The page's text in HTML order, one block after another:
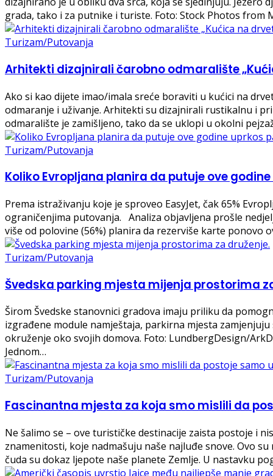
grada, tako i za putnike i turiste. Foto: Stock Photos from
Turizam/Putovanja
Arhitekti dizajnirali čarobno odmaralište
Ako si kao dijete imao/imala sreće boraviti u kućici na
odmaranje i uživanje. Arhitekti su dizajnirali rustikalnu i
odmaralište je zamišljeno, tako da se uklopi u okolni
Turizam/Putovanja
Koliko Evropljana planira da putuje ove
Prema istraživanju koje je sproveo EasyJet, čak 65%
ograničenjima putovanja. Analiza objavljena prošle
više od polovine (56%) planira da rezerviše karte ponovo
Turizam/Putovanja
Švedska parking mjesta mijenja prostorima
Širom Švedske stanovnici gradova imaju priliku da
izgrađene module namještaja, parkirna mjesta
okruženje oko svojih domova. Foto: LundbergDesign/
Jednom…
Turizam/Putovanja
Fascinantna mjesta za koja smo mislili da
Ne šalimo se – ove turističke destinacije zaista postoje i
znamenitosti, koje nadmašuju naše najluđe snove. Ovo
čuda su dokaz ljepote naše planete Zemlje. U nastavku